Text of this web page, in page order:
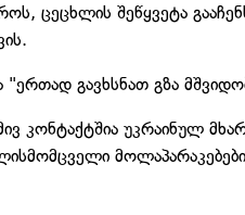
ცეცხლის შეწყვეტა
გავხსნათ გზა
კონტაქტშია უკრაინულ